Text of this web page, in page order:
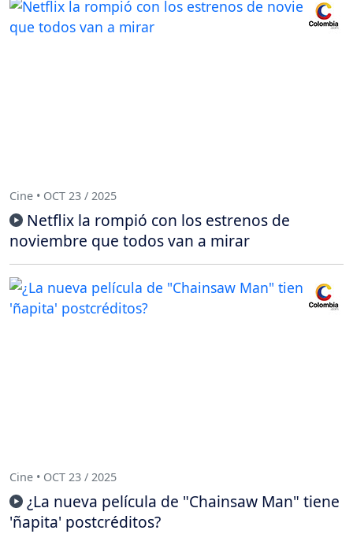
Cine • OCT 23 / 2025
Netflix la rompió con los estrenos de
noviembre que todos van a mirar
Cine • OCT 23 / 2025
¿La nueva película de "Chainsaw Man" tiene
'ñapita' postcréditos?